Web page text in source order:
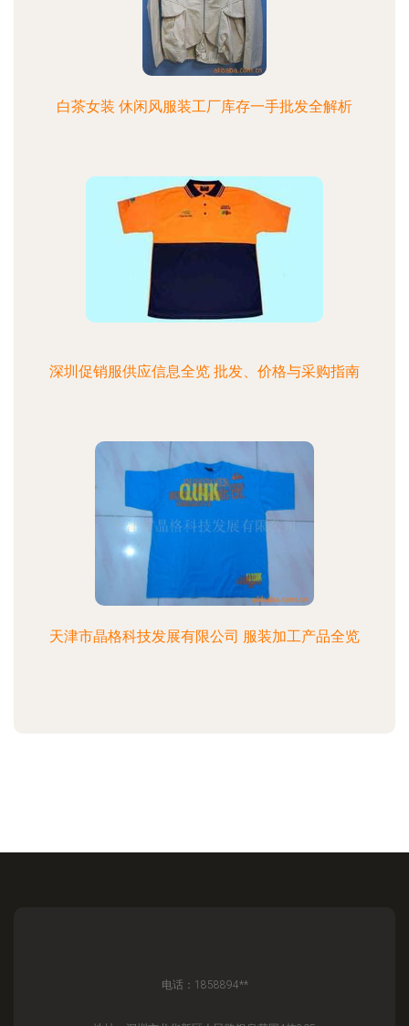
白茶女装 休闲风服装工厂库存一手批发全解析
深圳促销服供应信息全览 批发、价格与采购指南
天津市晶格科技发展有限公司 服装加工产品全览
电话：1858894**